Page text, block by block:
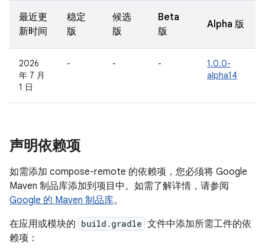
最近更
新时间
稳定
版
候选
版
Beta
版
Alpha 版
2026
年 7 月
1 日
- - -
1.0.0-
alpha14
声明依赖项
如需添加 compose-remote 的依赖项，您必须将 Google
Maven 制品库添加到项目中。如需了解详情，请参阅
Google 的 Maven 制品库。
在应用或模块的 build.gradle 文件中添加所需工件的依
赖项：